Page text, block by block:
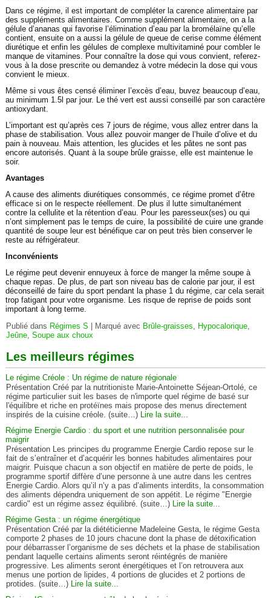
Dans ce régime, il est important de compléter la carence alimentaire par
des suppléments alimentaires. Comme supplément alimentaire, on a la
gélule d’ananas qui favorise l’élimination d’eau par la bromélaïne qu’elle
contient, ensuite on a aussi la gélule de queue de cerise comme élément
diurétique et enfin les gélules de complexe multivitaminé pour combler le
manque de vitamines. Pour connaître la dose qui vous convient, referez-
vous à la dose prescrite ou demandez à votre médecin la dose qui vous
convient le mieux.
Même si vous êtes censé éliminer l’excès d’eau, buvez beaucoup d’eau,
au minimum 1.5l par jour. Le thé vert est aussi conseillé par son caractère
antioxydant.
L’important est qu’après ces 7 jours de régime, vous allez entrer dans la
phase de stabilisation. Vous allez pouvoir manger de l’huile d’olive et du
pain à nouveau. Mais attention, les glucides et les pâtes ne sont pas
encore autorisés. Quant à la soupe brûle graisse, elle est maintenue le
soir.
Avantages
A cause des aliments diurétiques consommés, ce régime promet d’être
efficace si on le respecte réellement. De plus il lutte simultanément
contre la cellulite et la rétention d’eau. Pour les paresseux(ses) ou qui
n’ont simplement pas le temps de cuire, la possibilité de cuire une grande
quantité de soupe leur est bénéfique car on peut très bien conserver le
reste au réfrigérateur.
Inconvénients
Le régime peut devenir ennuyeux à force de manger la même soupe à
chaque repas. De plus, de part son niveau bas de calorie par jour, il est
déconseillé de faire du sport pendant la phase 1 du régime, car cela serait
trop fatigant pour votre organisme. Les risque de reprise de poids sont
important à long terme.
Publié dans Régimes S Marqué avec Brûle-graisses, Hypocalorique,
Jeûne,Soupe aux choux
Les meilleurs régimes
Le régime Créole : Un régime de nature régionale
Présentation Créé par la nutritioniste Marie-Antoinette Séjean-Ortolé, ce
régime particulier suit les bases de n'importe quel régime de basé sur
l'équilibre et riche en protéïnes mais propose des menus directement
inspirés de la cuisine créole. (suite…) Lire la suite...
Régime Energie Cardio : du sport et une nutrition personnalisée pour
maigrir
Présentation Les principes du programme Energie Cardio repose sur le
fait de s’entraîner et d’acquérir les bonnes habitudes alimentaires pour
maigrir. Puisque chacun a son objectif en matière de perte de poids, le
programme sportif diffère d’une personne à une autre dans les centres
Energie Cardio. Alors qu’il n’y a pas d’aliments interdits, la consommation
des aliments dépendra uniquement de son appétit. Le régime "Energie
cardio" est un régime assez équilibré. (suite…) Lire la suite...
Régime Gesta : un régime énergétique
Présentation Créé par la diététicienne Madeleine Gesta, le régime Gesta
comporte 2 phases de 10 jours chacune dont la phase de détoxification
pour débarrasser l’organisme de ses déchets et la phase de stabilisation
pendant laquelle certains aliments seront réintégrés de manière
progressive. Les aliments seront énergétiques et l’on retrouvera aux
menus une portion de lipides, 4 portions de glucides et 2 portions de
protides. (suite…) Lire la suite...